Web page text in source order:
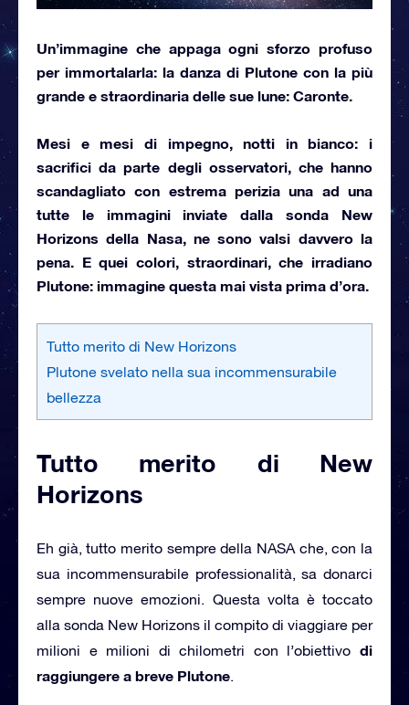
Un’immagine che appaga ogni sforzo profuso
per immortalarla: la danza di Plutone con la più
grande e straordinaria delle sue lune: Caronte.
Mesi e mesi di impegno, notti in bianco: i
sacrifici da parte degli osservatori, che hanno
scandagliato con estrema perizia una ad una
tutte le immagini inviate dalla sonda New
Horizons della Nasa, ne sono valsi davvero la
pena. E quei colori, straordinari,che irradiano
Plutone: immagine questa mai vista prima d’ora.
Tutto merito di New Horizons
Plutone svelato nella sua incommensurabile
bellezza
Tutto merito di New
Horizons
Eh già, tutto merito sempre della NASA che, con la
sua incommensurabile professionalità, sa donarci
sempre nuove emozioni. Questa volta è toccato
alla sonda New Horizons il compito di viaggiare per
milioni e milioni di chilometri con l’obiettivo di
raggiungere a breve Plutone.